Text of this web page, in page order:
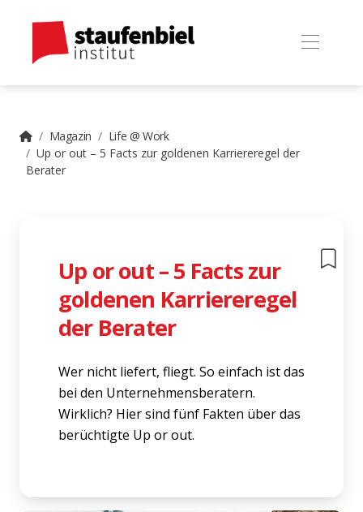
Magazin
Life @ Work
Up or out – 5 Facts zur goldenen Karriereregel der
Berater
Up or out – 5 Facts zur
goldenen Karriereregel
der Berater
Wer nicht liefert, fliegt. So einfach ist das
bei den Unternehmensberatern.
Wirklich? Hier sind fünf Fakten über das
berüchtigte Up or out.